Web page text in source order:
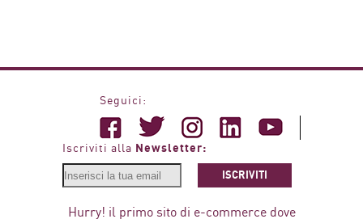
Seguici:
Iscriviti alla Newsletter:
ISCRIVITI
Hurry! il primo sito di e-commerce dove